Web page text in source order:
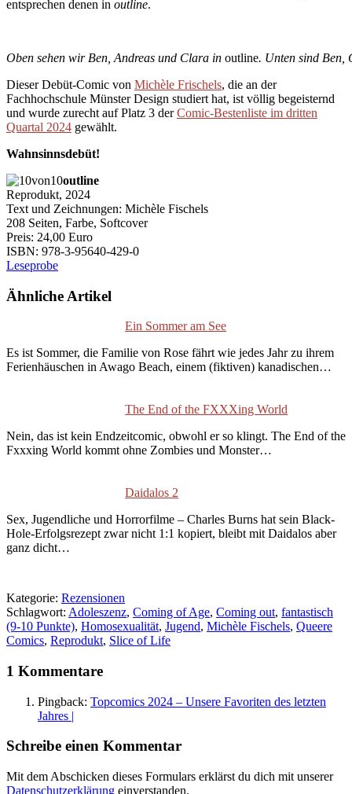
entsprechen denen in outline.
Oben sehen wir Ben, Andreas und Clara in outline. Unten sind Ben,
Dieser Debüt-Comic von Michèle Frischels, die an der
Fachhochschule Münster Design studiert hat, ist völlig begeisternd
und wurde zurecht auf Platz 3 derComic-Bestenliste im dritten
Quartal 2024 gewählt.
Wahnsinnsdebüt!
outline
Reprodukt, 2024
Text und Zeichnungen: Michèle Fischels
208 Seiten, Farbe, Softcover
Preis: 24,00 Euro
ISBN: 978-3-95640-429-0
Leseprobe
Ähnliche Artikel
Ein Sommer am See
Es ist Sommer, die Familie von Rose fährt wie jedes Jahr zu ihrem
Ferienhäuschen in Awago Beach, einem (fiktiven) kanadischen…
The End of the FXXXing World
Nein, das ist kein Endzeitcomic, obwohl er so klingt. The End of the
Fxxxing World kommt ohne Zombies und Monster…
Daidalos 2
Sex, Jugendliche und Horrorfilme – Charles Burns hat sein Black-
Hole-Erfolgsrezept zwar nicht 1:1 kopiert, bleibt mit Daidalos aber
ganz dicht…
Kategorie: Rezensionen
Schlagwort: Adoleszenz, Coming of Age, Coming out, fantastisch
(9-10 Punkte), Homosexualität, Jugend, Michèle Fischels, Queere
Comics, Reprodukt, Slice of Life
1 Kommentare
Pingback: Topcomics 2024 – Unsere Favoriten des letzten
Jahres |
Schreibe einen Kommentar
Mit dem Abschicken dieses Formulars erklärst du dich mit unserer
Datenschutzerklärung einverstanden.